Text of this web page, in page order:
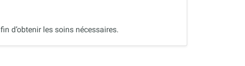
d’obtenir les soins nécessaires.